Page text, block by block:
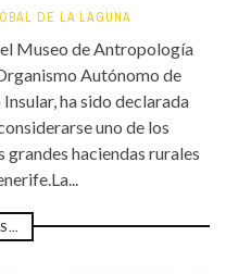
DE LA LAGUNA
Museo de Antropología
Autónomo de
ha sido declarada
uno de los
grandes haciendas rurales